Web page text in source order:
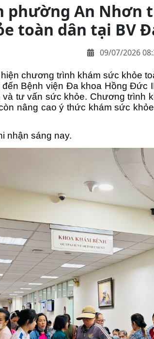
phường An Nhơn
toàn dân tại BV
09/07/2026
chương trình khám sức khỏe
Bệnh viện Đa khoa Hồng Đức
và tư vấn sức khỏe. Chương trình
nâng cao ý thức khám sức
nhận sáng nay.